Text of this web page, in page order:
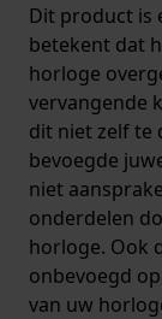
Dit product is
betekent dat
horloge
vervangende
dit niet zelf te
bevoegde
niet
onderdelen
horloge. Ook
onbevoegd
van uw